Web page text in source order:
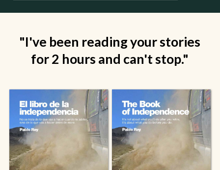
"I've been reading your stories
for 2 hours and can't stop."